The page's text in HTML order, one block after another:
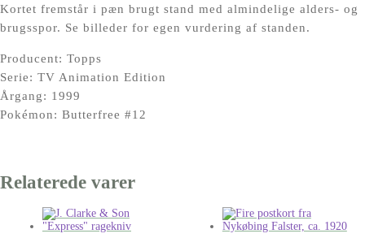
Kortet fremstår i pæn brugt stand med almindelige alders- og
brugsspor. Se billeder for egen vurdering af standen.
Producent: Topps
Serie: TV Animation Edition
Årgang: 1999
Pokémon: Butterfree #12
Relaterede varer